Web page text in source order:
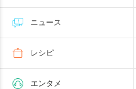
ニュース
レシピ
エンタメ